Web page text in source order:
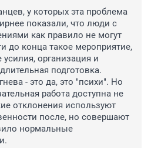
у которых эта проблема
показали, что люди с
как правило не могут
до конца такое мероприятие,
организация и
подготовка.
- это да, это "психи". Но
работа доступна не
отклонения используют
после, но совершают
нормальные